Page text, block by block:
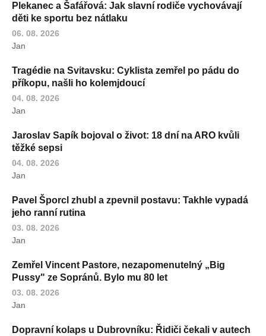
Plekanec a Šafářová: Jak slavní rodiče vychovávají
děti ke sportu bez nátlaku
06. 08. 2026
Jan
Tragédie na Svitavsku: Cyklista zemřel po pádu do
příkopu, našli ho kolemjdoucí
04. 08. 2026
Jan
Jaroslav Sapík bojoval o život: 18 dní na ARO kvůli
těžké sepsi
04. 08. 2026
Jan
Pavel Šporcl zhubl a zpevnil postavu: Takhle vypadá
jeho ranní rutina
03. 08. 2026
Jan
Zemřel Vincent Pastore, nezapomenutelný „Big
Pussy" ze Sopránů. Bylo mu 80 let
03. 08. 2026
Jan
Dopravní kolaps u Dubrovníku: Řidiči čekali v autech